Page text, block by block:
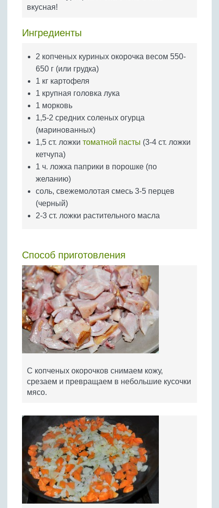
Бобовые
Крупы
вкусная!
Ингредиенты
2 копченых куриных окорочка весом 550-
650 г (или грудка)
1 кг картофеля
1 крупная головка лука
1 морковь
1,5-2 средних соленых огурца
(маринованных)
1,5 ст. ложки томатной пасты (3-4 ст. ложки
кетчупа)
1 ч. ложка паприки в порошке (по
желанию)
соль, свежемолотая смесь 3-5 перцев
(черный)
2-3 ст. ложки растительного масла
Способ приготовления
С копченых окорочков снимаем кожу,
срезаем и превращаем в небольшие кусочки
мясо.